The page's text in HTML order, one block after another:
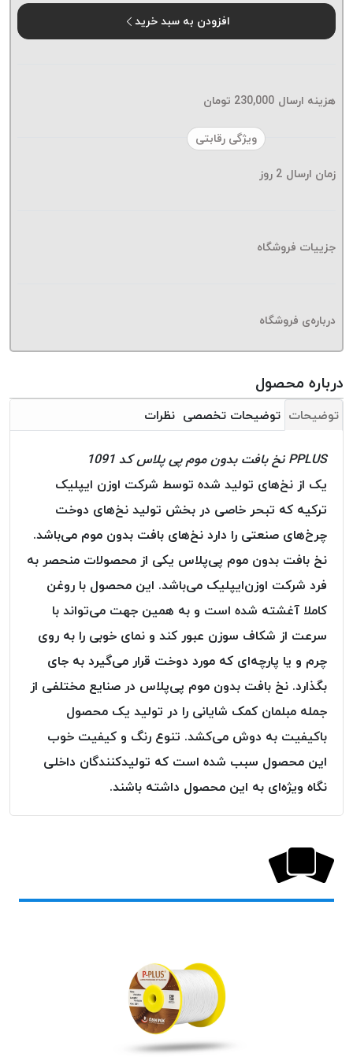
موم پی
بدون
موم
زتا
KORD
بدون
OMEGA
بافت
بدون
موم
کُرد
نخ
توری
پلیسه
نخ
توری
پلیسه
کرد
OMEGA
نخ
توری
پلیسه
پلاس
PPLUS
نخ
توری
BETA
های
افزودن به سبد خرید
ویژگی رقابتی
هزینه ارسال 230,000 تومان
زمان ارسال 2 روز
جزییات فروشگاه
درباره‌ی فروشگاه
درباره محصول
توضیحات توضیحات تخصصی نظرات
PPLUS نخ بافت بدون موم پی پلاس کد 1091
یک از نخ‌های تولید شده توسط شرکت اوزن ایپلیک
ترکیه که تبحر خاصی در بخش تولید نخ‌های دوخت
چرخ‌های صنعتی را دارد نخ‌های بافت بدون موم می‌باشد.
نخ بافت بدون موم پی‌پلاس یکی از محصولات منحصر به
فرد شرکت اوزن‌ایپلیک می‌باشد. این محصول با روغن
کاملا آغشته شده است و به همین جهت می‌تواند با
سرعت از شکاف سوزن عبور کند و نمای خوبی را به روی
چرم و یا پارچه‌ای که مورد دوخت قرار می‌گیرد به جای
بگذارد. نخ بافت بدون موم پی‌پلاس در صنایع مختلفی از
جمله مبلمان کمک شایانی را در تولید یک محصول
باکیفیت به دوش می‌کشد. تنوع رنگ و کیفیت خوب
این محصول سبب شده است که تولیدکنندگان داخلی
نگاه ویژه‌ای به این محصول داشته باشند.